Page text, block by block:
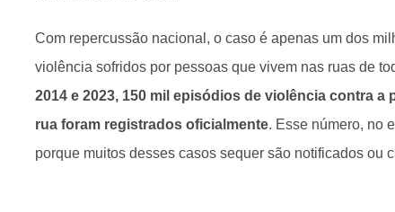
Com repercussão nacional, o caso é apenas um dos
violência sofridos por pessoas que vivem nas ruas de
2014 e 2023, 150 mil episódios de violência contra a
rua foram registrados oficialmente. Esse número, no
porque muitos desses casos sequer são notificados ou